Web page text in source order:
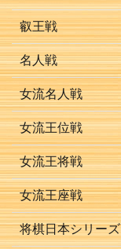
叡王戦
名人戦
女流名人戦
女流王位戦
女流王将戦
女流王座戦
将棋日本シリーズ